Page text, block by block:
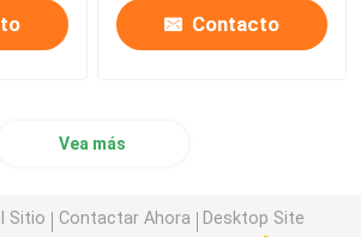
Contacto
Vea más
Sitio Contactar Ahora Desktop Site